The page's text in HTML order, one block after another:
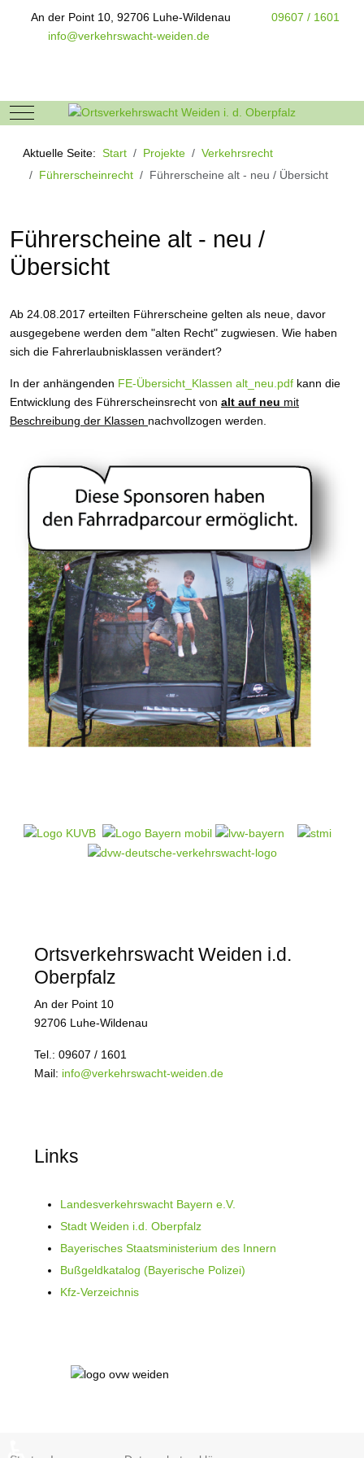
An der Point 10, 92706 Luhe-Wildenau
09607 / 1601
info@verkehrswacht-weiden.de
Mobile Menu Toggle
Aktuelle Seite: Start Projekte
Verkehrsrecht
Führerscheinrecht
Führerscheine alt - neu / Übersicht
Führerscheine alt - neu /
Übersicht
Ab 24.08.2017 erteilten Führerscheine gelten als neue, davor
ausgegebene werden dem "alten Recht" zugwiesen. Wie haben
sich die Fahrerlaubnisklassen verändert?
In der anhängenden FE-Übersicht_Klassen alt_neu.pdf kann die
Entwicklung des Führerscheinsrecht von alt auf neu mit
Beschreibung der Klassen nachvollzogen werden.
Ortsverkehrswacht Weiden i.d.
Oberpfalz
An der Point 10
92706 Luhe-Wildenau
Tel.: 09607 / 1601
Mail: info@verkehrswacht-weiden.de
Links
Landesverkehrswacht Bayern e.V.
Stadt Weiden i.d. Oberpfalz
Bayerisches Staatsministerium des Innern
Bußgeldkatalog (Bayerische Polizei)
Kfz-Verzeichnis